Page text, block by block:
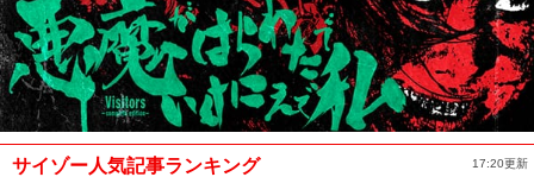
サイゾー人気記事ランキング 17:20更新